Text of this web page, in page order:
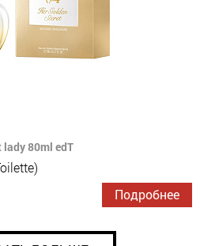
lady 80ml edT
Подробнее